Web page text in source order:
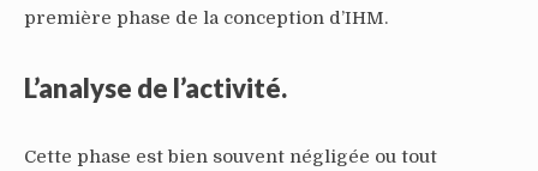
première phase de la conception d’IHM.
L’analyse de l’activité.
Cette phase est bien souvent négligée ou tout